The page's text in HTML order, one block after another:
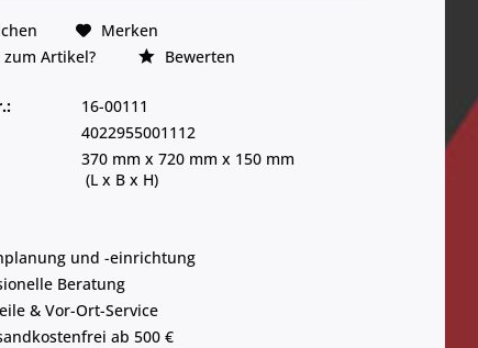
Merken
zum Artikel?
Bewerten
16-00111
4022955001112
370 mm x 720 mm x 150 mm
(L x B x H)
und -einrichtung
Beratung
& Vor-Ort-Service
ab 500 €